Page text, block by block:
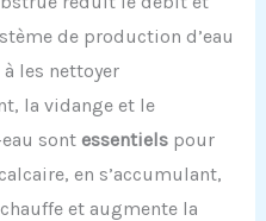
de production d’eau
les nettoyer
la vidange et le
sont essentielspour
en s’accumulant,
et augmente la